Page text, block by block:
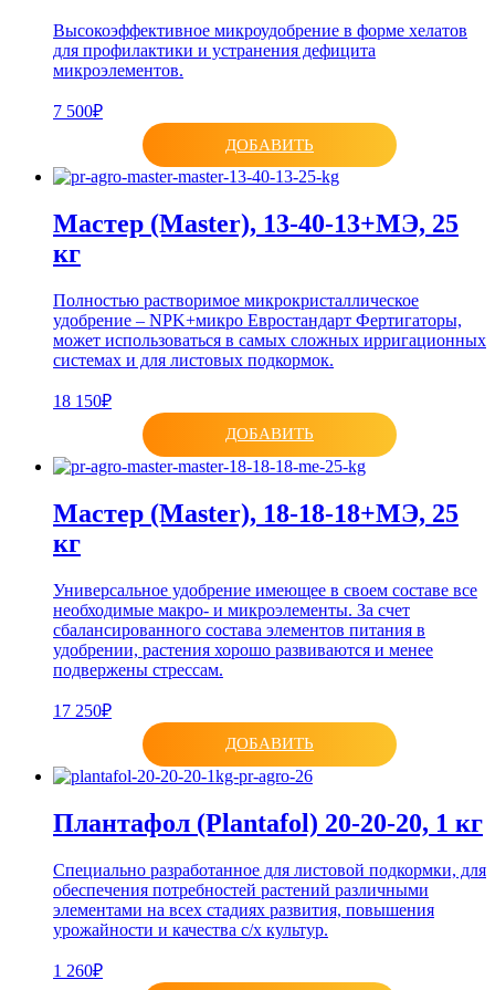
Высокоэффективное микроудобрение в форме хелатов
для профилактики и устранения дефицита
микроэлементов.
7 500₽
ДОБАВИТЬ
Мастер (Master), 13-40-13+МЭ, 25
кг
Полностью растворимое микрокристаллическое
удобрение – NPK+микро Евростандарт Фертигаторы,
может использоваться в самых сложных ирригационных
системах и для листовых подкормок.
18 150₽
ДОБАВИТЬ
Мастер (Master), 18-18-18+МЭ, 25
кг
Универсальное удобрение имеющее в своем составе все
необходимые макро- и микроэлементы. За счет
сбалансированного состава элементов питания в
удобрении, растения хорошо развиваются и менее
подвержены стрессам.
17 250₽
ДОБАВИТЬ
Плантафол (Plantafol) 20-20-20, 1 кг
Специально разработанное для листовой подкормки, для
обеспечения потребностей растений различными
элементами на всех стадиях развития, повышения
урожайности и качества с/х культур.
1 260₽